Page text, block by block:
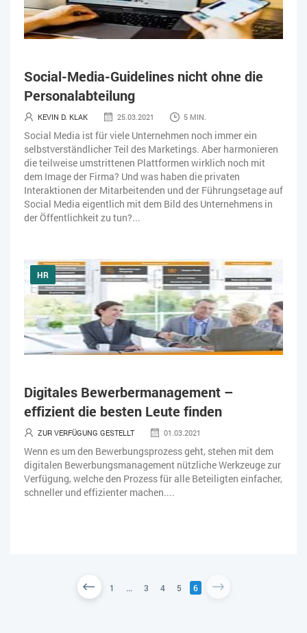
SOFTWARE-AS-A-SERVICE SOFTWAREENTWICKLUNG
TRENDKOMPASS 2025 TRENDKOMPASS 2026 USABILITY
WEBDESIGN
ZEITWIRTSCHAFT
Social-Media-Guidelines nicht ohne die
Personalabteilung
KEVIN D. KLAK 25.03.2021 5 MIN.
Social Media ist für viele Unternehmen noch immer ein
selbstverständlicher Teil des Marketings. Aber harmonieren
die teilweise umstrittenen Plattformen wirklich noch mit
dem Image der Firma? Und was haben die privaten
Interaktionen der Mitarbeitenden und der Führungsetage auf
Social Media eigentlich mit dem Bild des Unternehmens in
der Öffentlichkeit zu tun?...
HR
Digitales Bewerbermanagement –
effizient die besten Leute finden
ZUR VERFÜGUNG GESTELLT 01.03.2021
Wenn es um den Bewerbungsprozess geht, stehen mit dem
digitalen Bewerbungsmanagement nützliche Werkzeuge zur
Verfügung, welche den Prozess für alle Beteiligten einfacher,
schneller und effizienter machen....
1 ... 3 4 5 6